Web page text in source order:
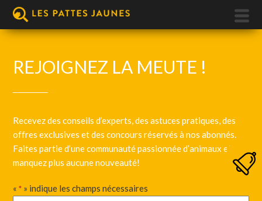
REJOIGNEZ LA MEUTE !
Recevez des conseils d’experts, des astuces pratiques, des
offres exclusives et des concours réservés à nos abonnés.
Faites partie d’une communauté passionnée d’animaux et ne
manquez plus aucune nouveauté!
«* » indique les champs nécessaires